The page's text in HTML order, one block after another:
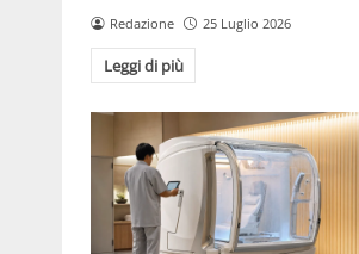
Redazione 25 Luglio 2026
Leggi di più